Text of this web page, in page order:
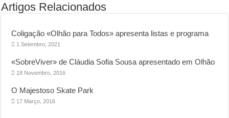
Artigos Relacionados
Coligação «Olhão para Todos» apresenta listas e programa
1 Setembro, 2021
«SobreViver» de Cláudia Sofia Sousa apresentado em Olhão
18 Novembro, 2016
O Majestoso Skate Park
17 Março, 2016